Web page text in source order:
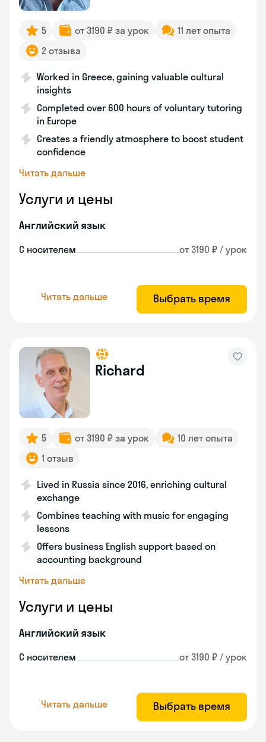
5 от 3190 ₽ за урок
11 лет опыта
2 отзыва
Worked in Greece, gaining valuable cultural
insights
Completed over 600 hours of voluntary tutoring
in Europe
Creates a friendly atmosphere to boost student
confidence
Читать дальше
Услуги и цены
Английский язык
С носителем от 3190 ₽ / урок
Читать дальше Выбрать время
Richard
5 от 3190 ₽ за урок
10 лет опыта
1 отзыв
Lived in Russia since 2016, enriching cultural
exchange
Combines teaching with music for engaging
lessons
Offers business English support based on
accounting background
Читать дальше
Услуги и цены
Английский язык
С носителем от 3190 ₽ / урок
Читать дальше Выбрать время